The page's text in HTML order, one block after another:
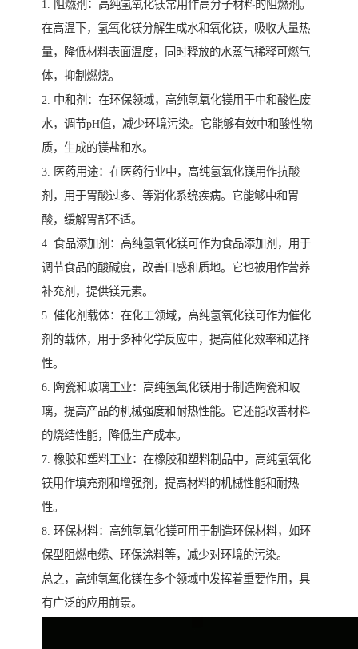
1. 阻燃剂：高纯氢氧化镁常用作高分子材料的阻燃剂。
在高温下，氢氧化镁分解生成水和氧化镁，吸收大量热
量，降低材料表面温度，同时释放的水蒸气稀释可燃气
体，抑制燃烧。
2. 中和剂：在环保领域，高纯氢氧化镁用于中和酸性废
水，调节pH值，减少环境污染。它能够有效中和酸性物
质，生成的镁盐和水。
3. 医药用途：在医药行业中，高纯氢氧化镁用作抗酸
剂，用于胃酸过多、等消化系统疾病。它能够中和胃
酸，缓解胃部不适。
4. 食品添加剂：高纯氢氧化镁可作为食品添加剂，用于
调节食品的酸碱度，改善口感和质地。它也被用作营养
补充剂，提供镁元素。
5. 催化剂载体：在化工领域，高纯氢氧化镁可作为催化
剂的载体，用于多种化学反应中，提高催化效率和选择
性。
6. 陶瓷和玻璃工业：高纯氢氧化镁用于制造陶瓷和玻
璃，提高产品的机械强度和耐热性能。它还能改善材料
的烧结性能，降低生产成本。
7. 橡胶和塑料工业：在橡胶和塑料制品中，高纯氢氧化
镁用作填充剂和增强剂，提高材料的机械性能和耐热
性。
8. 环保材料：高纯氢氧化镁可用于制造环保材料，如环
保型阻燃电缆、环保涂料等，减少对环境的污染。
总之，高纯氢氧化镁在多个领域中发挥着重要作用，具
有广泛的应用前景。